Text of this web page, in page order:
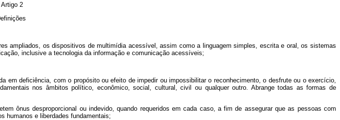
Artigo 2
ampliados, os dispositivos de multimídia acessível, assim como a linguagem simples, escrita e oral, os sistemas
inclusive a tecnologia da informação e comunicação acessíveis;
em deficiência, com o propósito ou efeito de impedir ou impossibilitar o reconhecimento, o desfrute ou o exercício,
nos âmbitos político, econômico, social, cultural, civil ou qualquer outro. Abrange todas as formas de
ônus desproporcional ou indevido, quando requeridos em cada caso, a fim de assegurar que as pessoas com
humanos e liberdades fundamentais;